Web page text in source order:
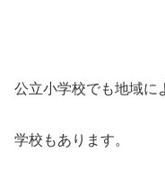
公立小学校でも地域に
学校もあります。